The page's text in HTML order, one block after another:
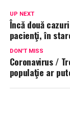
UP NEXT
Încă două
pacienţi, în
DON'T MISS
Coronavirus /
populaţie ar